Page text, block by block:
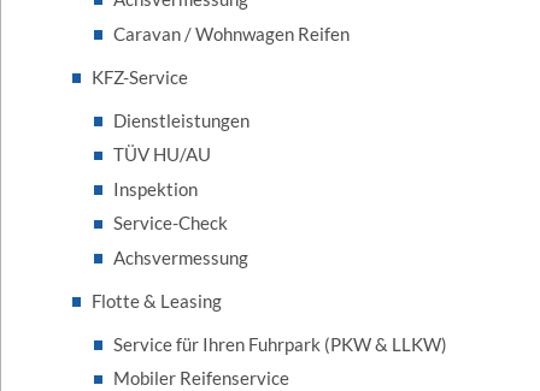
Caravan / Wohnwagen Reifen
KFZ-Service
Dienstleistungen
TÜV HU/AU
Inspektion
Service-Check
Achsvermessung
Flotte & Leasing
Service für Ihren Fuhrpark (PKW & LLKW)
Mobiler Reifenservice